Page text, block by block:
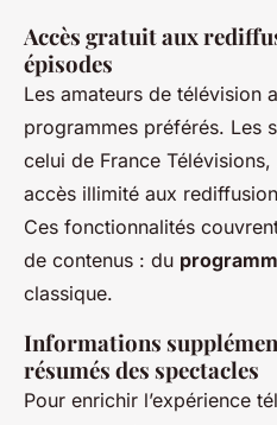
Accès gratuit aux
épisodes
Les amateurs de télévision
programmes préférés. Les
celui de France
accès illimité aux
Ces fonctionnalités
de contenus : du
classique.
Informations
résumés des spectacles
Pour enrichir l’expérience